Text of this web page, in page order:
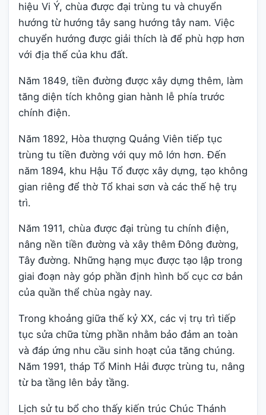
hiệu Vi Ý, chùa được đại trùng tu và chuyển
hướng từ hướng tây sang hướng tây nam. Việc
chuyển hướng được giải thích là để phù hợp hơn
với địa thế của khu đất.
Năm 1849, tiền đường được xây dựng thêm, làm
tăng diện tích không gian hành lễ phía trước
chính điện.
Năm 1892, Hòa thượng Quảng Viên tiếp tục
trùng tu tiền đường với quy mô lớn hơn. Đến
năm 1894, khu Hậu Tổ được xây dựng, tạo không
gian riêng để thờ Tổ khai sơn và các thế hệ trụ
trì.
Năm 1911, chùa được đại trùng tu chính điện,
nâng nền tiền đường và xây thêm Đông đường,
Tây đường. Những hạng mục được tạo lập trong
giai đoạn này góp phần định hình bố cục cơ bản
của quần thể chùa ngày nay.
Trong khoảng giữa thế kỷ XX, các vị trụ trì tiếp
tục sửa chữa từng phần nhằm bảo đảm an toàn
và đáp ứng nhu cầu sinh hoạt của tăng chúng.
Năm 1991, tháp Tổ Minh Hải được trùng tu, nâng
từ ba tầng lên bảy tầng.
Lịch sử tu bổ cho thấy kiến trúc Chúc Thánh